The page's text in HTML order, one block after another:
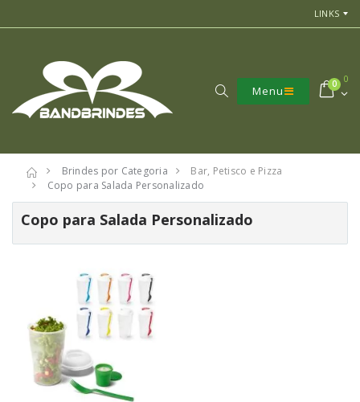
LINKS
Menu
0
0
Brindes por Categoria
Bar, Petisco e Pizza
Copo para Salada Personalizado
Copo para Salada Personalizado